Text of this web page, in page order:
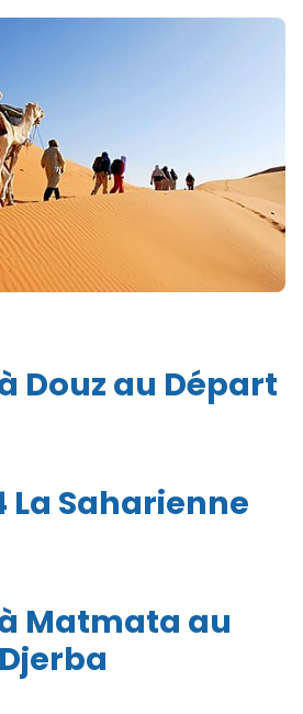
Douz au Départ
La Saharienne
Matmata au